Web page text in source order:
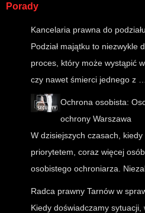
Porady
Kancelaria prawna do
Podział majątku to niezwykle
proces, który może wystąpić
czy nawet śmierci jednego z …
Ochrona osobista:
ochrony Warszawa
W dzisiejszych czasach,
priorytetem, coraz więcej
osobistego ochroniarza.
Radca prawny Tarnów w
Kiedy doświadczamy